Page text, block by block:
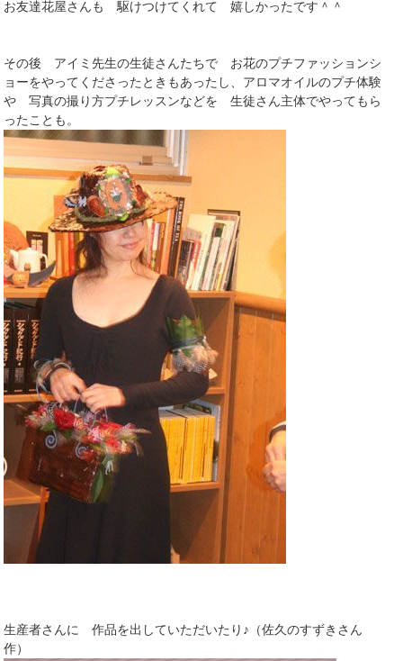
お友達花屋さんも 駆けつけてくれて 嬉しかったです＾＾
その後 アイミ先生の生徒さんたちで お花のプチファッションシ
ョーをやってくださったときもあったし、アロマオイルのプチ体験
や 写真の撮り方プチレッスンなどを 生徒さん主体でやってもら
ったことも。
生産者さんに 作品を出していただいたり♪（佐久のすずきさん
作）